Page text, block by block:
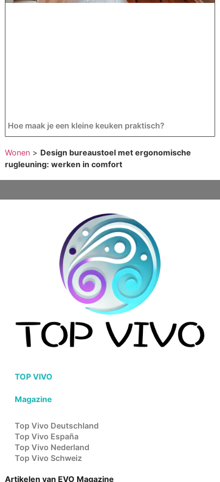
Hoe maak je een kleine keuken praktisch?
Wonen > Design bureaustoel met ergonomische
rugleuning: werken in comfort
TOP VIVO
Magazine
Top Vivo Deutschland
Top Vivo España
Top Vivo Nederland
Top Vivo Schweiz
Artikelen van EVO Magazine